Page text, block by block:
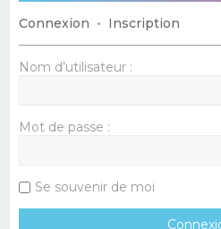
Connexion • Inscription
Nom d’utilisateur :
Mot de passe :
Se souvenir de moi